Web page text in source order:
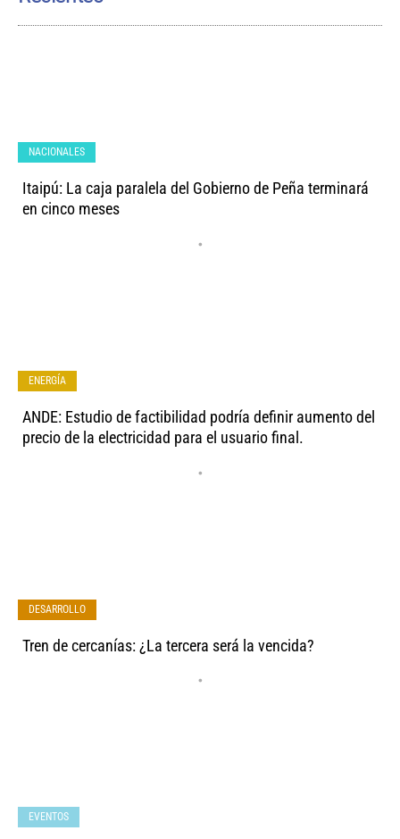
Itaipú: La caja paralela del Gobierno de Peña terminará
en cinco meses
•
NACIONALES
ANDE: Estudio de factibilidad podría definir aumento del
precio de la electricidad para el usuario final.
•
ENERGÍA
Tren de cercanías: ¿La tercera será la vencida?
•
DESARROLLO
EVENTOS